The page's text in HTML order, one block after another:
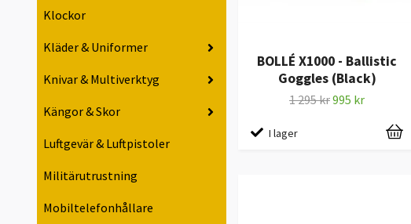
Klockor
Kläder & Uniformer
Knivar & Multiverktyg
Kängor & Skor
Luftgevär & Luftpistoler
Militärutrustning
Mobiltelefonhållare
BOLLÉ X1000 - Ballistic
Goggles (Black)
1 295 kr995 kr
I lager